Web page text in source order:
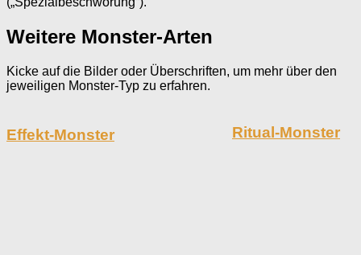
Weitere Monster-Arten
Kicke auf die Bilder oder Überschriften, um mehr über den
jeweiligen Monster-Typ zu erfahren.
Effekt-Monster Ritual-Monster